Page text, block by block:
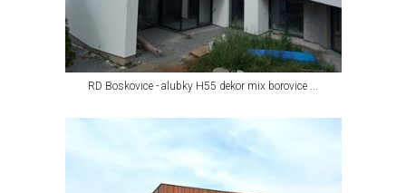
RD Boskovice - alubky H55 dekor mix borovice ...